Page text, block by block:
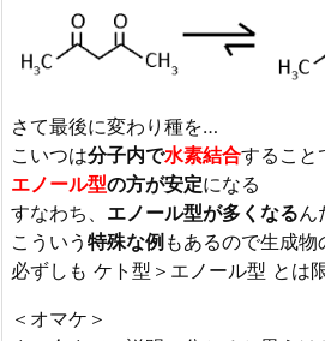
さて最後に変わり種を…
こいつは分子内で水素結合すること
エノール型の方が安定になる
すなわち、 エノール型が多くなるん
こういう 特殊な例もあるので生成物
必ずしも ケト型＞エノール型 とは
＜オマケ＞